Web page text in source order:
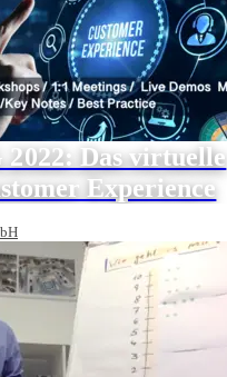
Das virtuelle
Experience